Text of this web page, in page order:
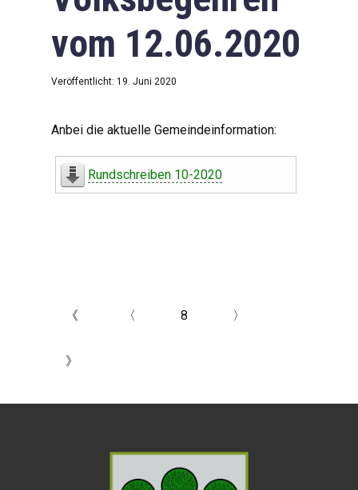
vom 12.06.2020
Veröffentlicht: 19. Juni 2020
Anbei die aktuelle Gemeindeinformation:
Rundschreiben 10-2020
《 〈 8 〉
》